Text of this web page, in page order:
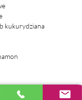
kukurydziana